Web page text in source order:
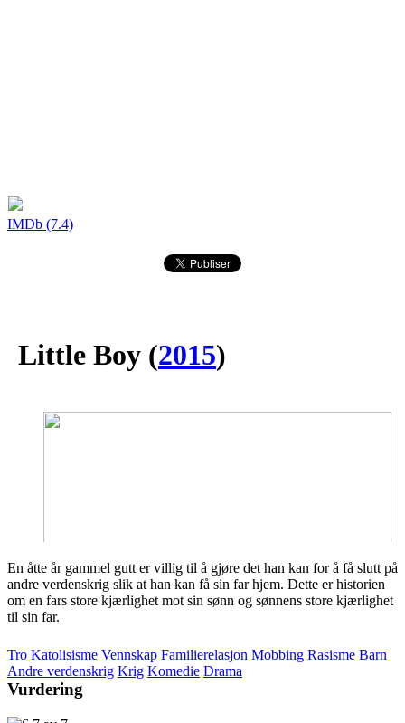
IMDb (7.4)
Little Boy (2015)
En åtte år gammel gutt er villig til å gjøre det han kan for å få slutt på
andre verdenskrig slik at han kan få sin far hjem. Dette er historien
om en fars store kjærlighet mot sin sønn og sønnens store kjærlighet
til sin far.
Tro Katolisisme Vennskap Familierelasjon Mobbing Rasisme Barn
Andre verdenskrig Krig Komedie Drama
Vurdering